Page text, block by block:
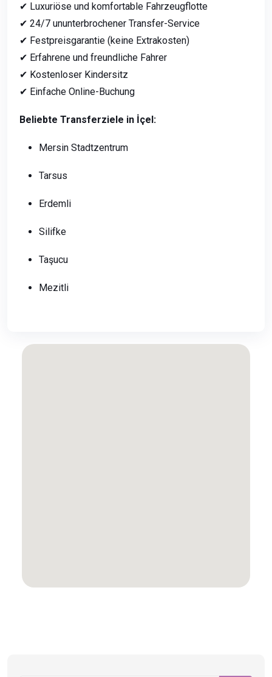
✔ Luxuriöse und komfortable Fahrzeugflotte
✔ 24/7 ununterbrochener Transfer-Service
✔ Festpreisgarantie (keine Extrakosten)
✔ Erfahrene und freundliche Fahrer
✔ Kostenloser Kindersitz
✔ Einfache Online-Buchung
Beliebte Transferziele in İçel:
Mersin Stadtzentrum
Tarsus
Erdemli
Silifke
Taşucu
Mezitli